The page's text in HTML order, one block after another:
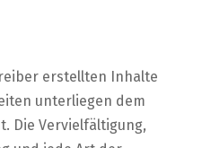
erstellten Inhalte
unterliegen dem
Die Vervielfältigung,